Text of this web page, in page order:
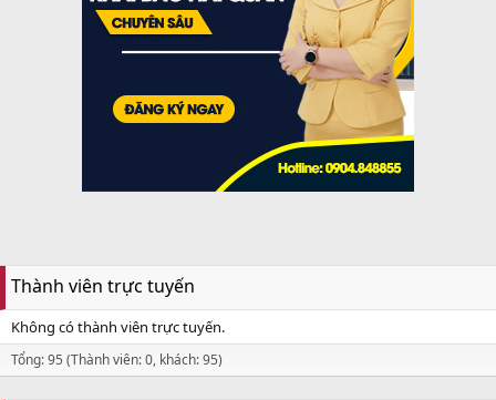
Thành viên trực tuyến
Không có thành viên trực tuyến.
Tổng: 95 (Thành viên: 0, khách: 95)